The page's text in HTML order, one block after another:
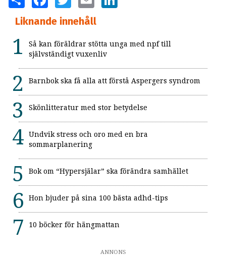
Liknande innehåll
Så kan föräldrar stötta unga med npf till
självständigt vuxenliv
Barnbok ska få alla att förstå Aspergers syndrom
Skönlitteratur med stor betydelse
Undvik stress och oro med en bra
sommarplanering
Bok om “Hypersjälar” ska förändra samhället
Hon bjuder på sina 100 bästa adhd-tips
10 böcker för hängmattan
ANNONS